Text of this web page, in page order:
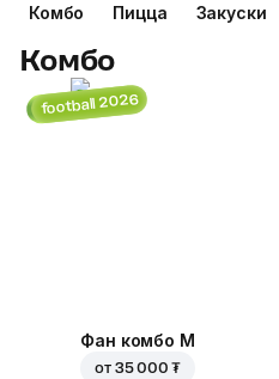
Комбо Пицца Закуски
Комбо
football 2026
Фан комбо М
от 35 000 ₮